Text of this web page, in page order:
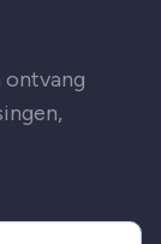
ontvang